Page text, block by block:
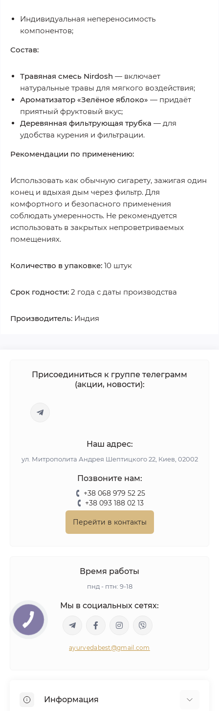
Индивидуальная непереносимость
компонентов;
Состав:
Травяная смесь Nirdosh — включает
натуральные травы для мягкого воздействия;
Ароматизатор «Зелёное яблоко» — придаёт
приятный фруктовый вкус;
Деревянная фильтрующая трубка — для
удобства курения и фильтрации.
Рекомендации по применению:
Использовать как обычную сигарету, зажигая один
конец и вдыхая дым через фильтр. Для
комфортного и безопасного применения
соблюдать умеренность. Не рекомендуется
использовать в закрытых непроветриваемых
помещениях.
Количество в упаковке: 10 штук
Срок годности: 2 года с даты производства
Производитель: Индия
Присоединиться к группе телеграмм
(акции, новости):
Наш адрес:
ул. Митрополита Андрея Шептицкого 22, Киев, 02002
Позвоните нам:
+38 068 979 52 25
+38 093 188 02 13
Перейти в контакты
Время работы
пнд - птн: 9-18
Мы в социальных сетях:
ayurvedabest@gmail.com
Информация